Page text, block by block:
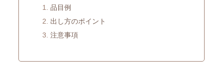
品目例
出し方のポイント
注意事項